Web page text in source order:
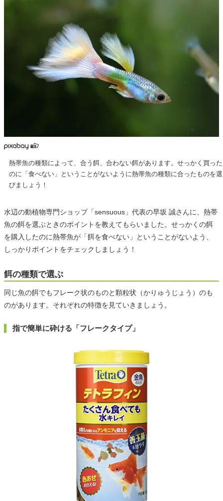
熱帯魚の種類によって、合う餌、合わない餌があります。せっかく買った
のに「食べない」ということがないように熱帯魚の種類に合ったものを選
びましょう！
水辺の動植物専門ショップ「sensuous」代表の早坂 誠さんに、熱帯
魚の餌を選ぶときのポイントを教えてもらいました。せっかくの餌
を購入したのに熱帯魚が「餌を食べない」ということがないよう、
しっかりポイントをチェックしましょう！
餌の種類で選ぶ
同じ魚の餌でもフレーク状のものと顆粒状（かりゅうじょう）のも
のがあります。それぞれの特徴を見ていきましょう。
指で簡単に砕ける「フレークタイプ」